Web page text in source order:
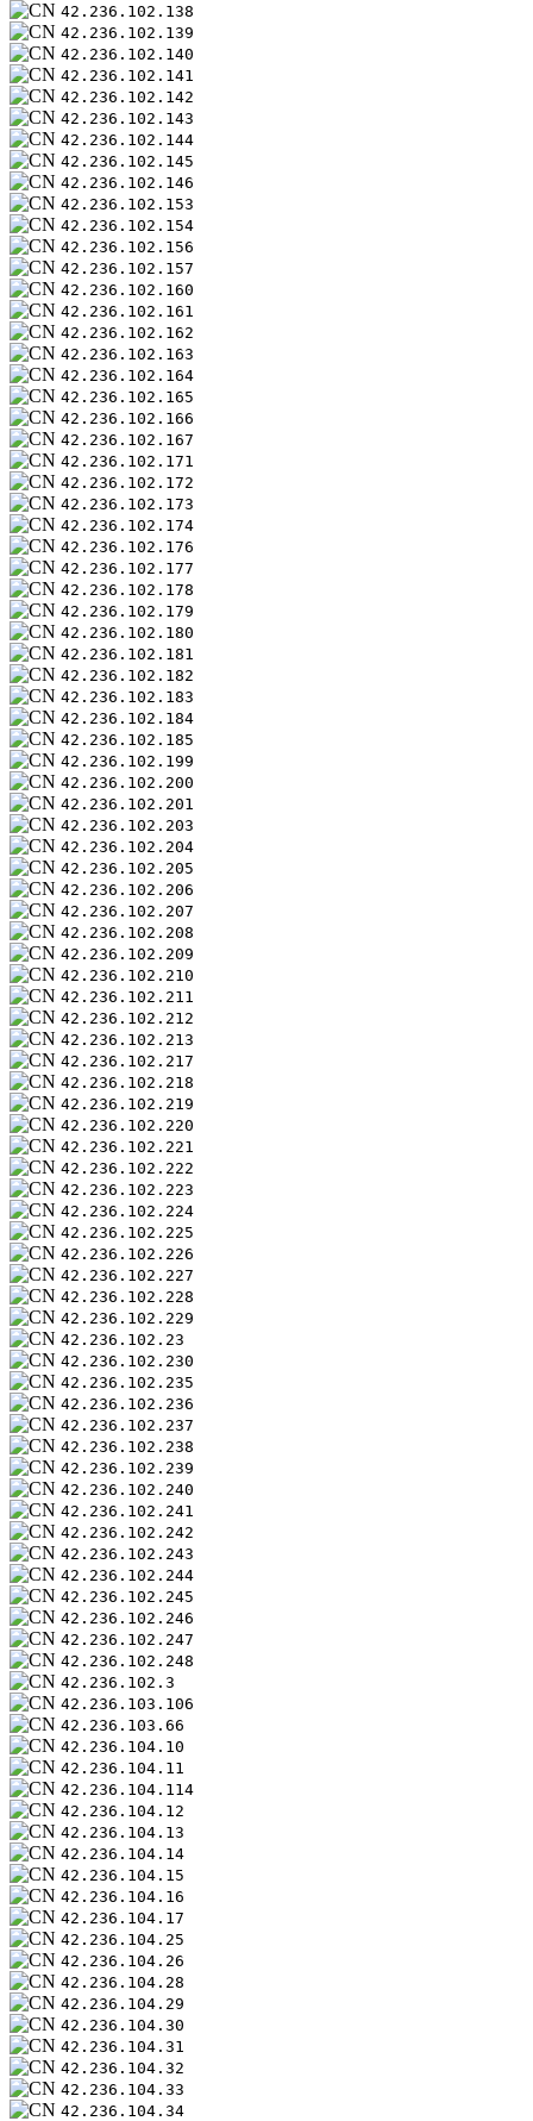
42.236.102.138
42.236.102.139
42.236.102.140
42.236.102.141
42.236.102.142
42.236.102.143
42.236.102.144
42.236.102.145
42.236.102.146
42.236.102.153
42.236.102.154
42.236.102.156
42.236.102.157
42.236.102.160
42.236.102.161
42.236.102.162
42.236.102.163
42.236.102.164
42.236.102.165
42.236.102.166
42.236.102.167
42.236.102.171
42.236.102.172
42.236.102.173
42.236.102.174
42.236.102.176
42.236.102.177
42.236.102.178
42.236.102.179
42.236.102.180
42.236.102.181
42.236.102.182
42.236.102.183
42.236.102.184
42.236.102.185
42.236.102.199
42.236.102.200
42.236.102.201
42.236.102.203
42.236.102.204
42.236.102.205
42.236.102.206
42.236.102.207
42.236.102.208
42.236.102.209
42.236.102.210
42.236.102.211
42.236.102.212
42.236.102.213
42.236.102.217
42.236.102.218
42.236.102.219
42.236.102.220
42.236.102.221
42.236.102.222
42.236.102.223
42.236.102.224
42.236.102.225
42.236.102.226
42.236.102.227
42.236.102.228
42.236.102.229
42.236.102.23
42.236.102.230
42.236.102.235
42.236.102.236
42.236.102.237
42.236.102.238
42.236.102.239
42.236.102.240
42.236.102.241
42.236.102.242
42.236.102.243
42.236.102.244
42.236.102.245
42.236.102.246
42.236.102.247
42.236.102.248
42.236.102.3
42.236.103.106
42.236.103.66
42.236.104.10
42.236.104.11
42.236.104.114
42.236.104.12
42.236.104.13
42.236.104.14
42.236.104.15
42.236.104.16
42.236.104.17
42.236.104.25
42.236.104.26
42.236.104.28
42.236.104.29
42.236.104.30
42.236.104.31
42.236.104.32
42.236.104.33
42.236.104.34